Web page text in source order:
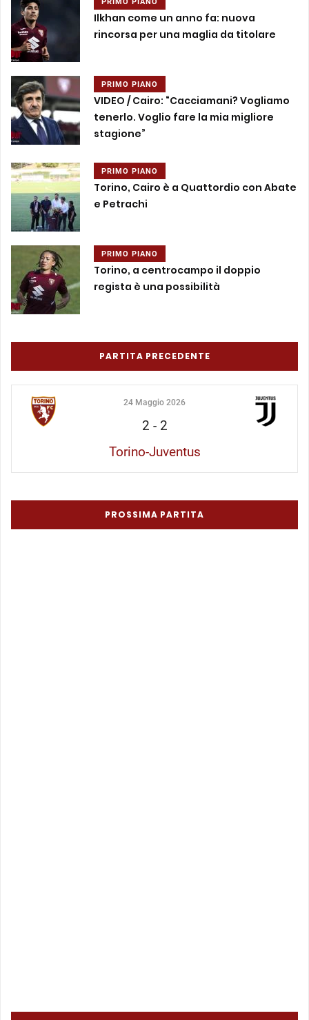
PRIMO PIANO
Ilkhan come un anno fa: nuova
rincorsa per una maglia da titolare
PRIMO PIANO
VIDEO / Cairo: “Cacciamani? Vogliamo
tenerlo. Voglio fare la mia migliore
stagione”
PRIMO PIANO
Torino, Cairo è a Quattordio con Abate
e Petrachi
PRIMO PIANO
Torino, a centrocampo il doppio
regista è una possibilità
PARTITA PRECEDENTE
24 Maggio 2026
2 - 2
Torino-Juventus
PROSSIMA PARTITA